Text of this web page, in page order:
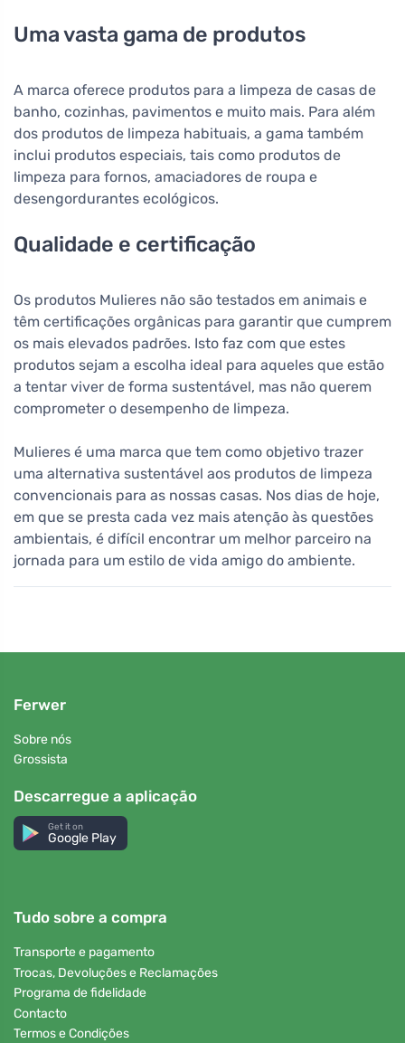
Uma vasta gama de produtos
A marca oferece produtos para a limpeza de casas de
banho, cozinhas, pavimentos e muito mais. Para além
dos produtos de limpeza habituais, a gama também
inclui produtos especiais, tais como produtos de
limpeza para fornos, amaciadores de roupa e
desengordurantes ecológicos.
Qualidade e certificação
Os produtos Mulieres não são testados em animais e
têm certificações orgânicas para garantir que cumprem
os mais elevados padrões. Isto faz com que estes
produtos sejam a escolha ideal para aqueles que estão
a tentar viver de forma sustentável, mas não querem
comprometer o desempenho de limpeza.
Mulieres é uma marca que tem como objetivo trazer
uma alternativa sustentável aos produtos de limpeza
convencionais para as nossas casas. Nos dias de hoje,
em que se presta cada vez mais atenção às questões
ambientais, é difícil encontrar um melhor parceiro na
jornada para um estilo de vida amigo do ambiente.
Ferwer
Sobre nós
Grossista
Descarregue a aplicação
Get it on
Google Play
Tudo sobre a compra
Transporte e pagamento
Trocas, Devoluções e Reclamações
Programa de fidelidade
Contacto
Termos e Condições